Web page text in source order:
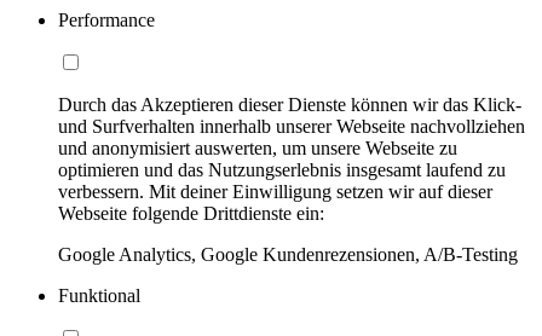
Performance
Durch das Akzeptieren dieser Dienste können wir das Klick-
und Surfverhalten innerhalb unserer Webseite nachvollziehen
und anonymisiert auswerten, um unsere Webseite zu
optimieren und das Nutzungserlebnis insgesamt laufend zu
verbessern. Mit deiner Einwilligung setzen wir auf dieser
Webseite folgende Drittdienste ein:
Google Analytics, Google Kundenrezensionen, A/B-Testing
Funktional